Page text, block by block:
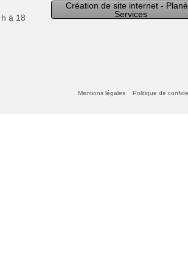
à 18
Création de site internet -
Services
Mentions légales Politique de